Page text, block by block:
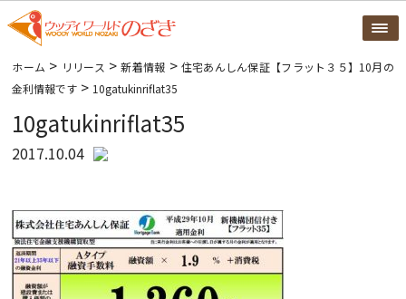
ホーム > リリース >新着情報 > 住宅あんしん保証【フラット３５】10月の
金利情報です > 10gatukinriflat35
10gatukinriflat35
2017.10.04